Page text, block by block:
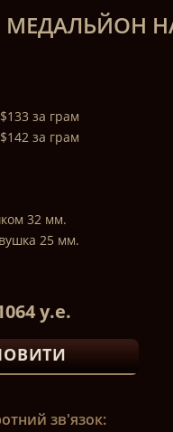
МЕДАЛЬЙОН
за грам
за грам
32 мм.
25 мм.
у.е.
зв'язок: